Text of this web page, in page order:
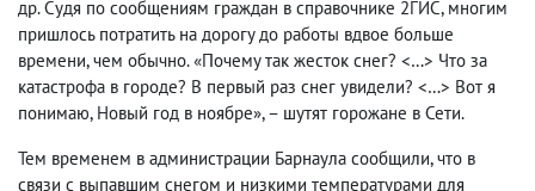
др. Судя по сообщениям граждан в справочнике 2ГИС, многим
пришлось потратить на дорогу до работы вдвое больше
времени, чем обычно. «Почему так жесток снег? <…> Что за
катастрофа в городе? В первый раз снег увидели? <…> Вот я
понимаю, Новый год в ноябре», – шутят горожане в Сети.
Тем временем в администрации Барнаула сообщили, что в
связи с выпавшим снегом и низкими температурами для